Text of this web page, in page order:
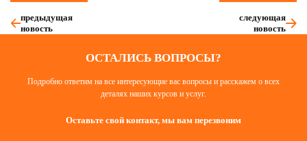
предыдущая
новость
следующая
новость
ОСТАЛИСЬ ВОПРОСЫ?
Подробно ответим на все интересующие вас вопросы и расскажем о всех
деталях наших курсов и услуг.
Оставьте свой контакт, мы вам перезвоним